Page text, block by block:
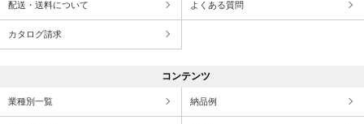
配送・送料について よくある質問
カタログ請求
コンテンツ
業種別一覧 納品例